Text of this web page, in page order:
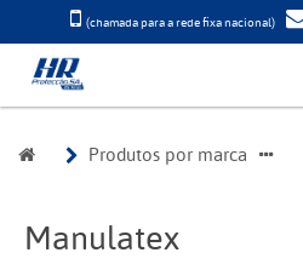
(chamada para a rede fixa nacional)
Produtos por marca
Manulatex